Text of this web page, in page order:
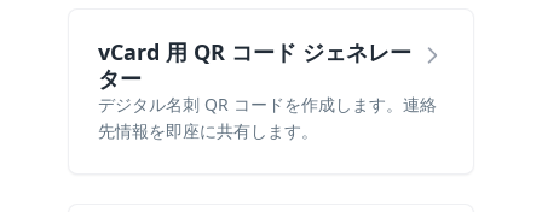
vCard 用 QR コード ジェネレー
ター
デジタル名刺 QR コードを作成します。連絡
先情報を即座に共有します。